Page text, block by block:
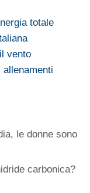
totale
vento
le donne sono
carbonica?